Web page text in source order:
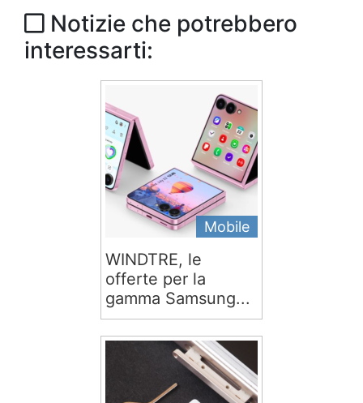
Notizie che potrebbero
interessarti:
Mobile
WINDTRE, le
offerte per la
gamma Samsung...